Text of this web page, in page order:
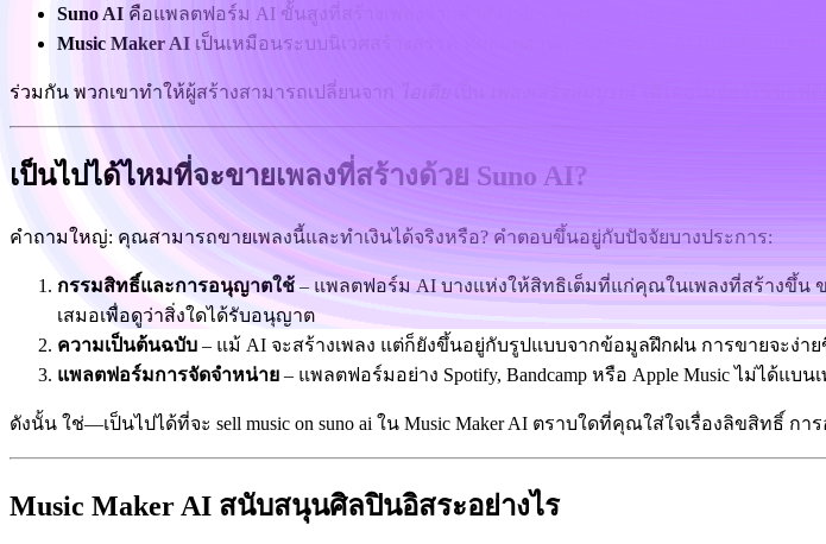
Suno AI คือแพลตฟอร์ม AI ขั้นสูงที่สร้างเพลงจากคำสั่งง่าย ๆ คุณสามารถอธิบายประเภทดน
Music Maker AI เป็นเหมือนระบบนิเวศสร้างสรรค์ ที่ผสมผสานการสร้างด้วย AI กับเครื่องมือแ
ร่วมกัน พวกเขาทำให้ผู้สร้างสามารถเปลี่ยนจาก
เป็นไปได้ไหมที่จะขายเพลงที่สร้างด้วย Suno AI?
คำถามใหญ่: คุณสามารถขายเพลงนี้และทำเงินได้จริงหรือ? คำตอบขึ้นอยู่กับปัจจัยบางประการ:
กรรมสิทธิ์และการอนุญาตใช้ – แพลตฟอร์ม AI บางแห่งให้สิทธิเต็มที่แก่คุณในเพลงที่สร้างขึ้น
เสมอเพื่อดูว่าสิ่งใดได้รับอนุญาต
ความเป็นต้นฉบับ – แม้ AI จะสร้างเพลง แต่ก็ยังขึ้นอยู่กับรูปแบบจากข้อมูลฝึกฝน การขายจะง่า
แพลตฟอร์มการจัดจำหน่าย – แพลตฟอร์มอย่าง Spotify, Bandcamp หรือ Apple Music ไม่ได้
ดังนั้น ใช่—เป็นไปได้ที่จะ sell music on suno ai ใน Music Maker AI ตราบใดที่คุณใส่ใจเรื่องลิขสิทธิ์
Music Maker AI สนับสนุนศิลปินอิสระอย่างไร